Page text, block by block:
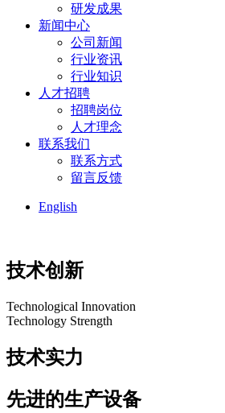
研发成果
新闻中心
公司新闻
行业资讯
行业知识
人才招聘
招聘岗位
人才理念
联系我们
联系方式
留言反馈
English
技术创新
Technological Innovation
Technology Strength
技术实力
先进的生产设备